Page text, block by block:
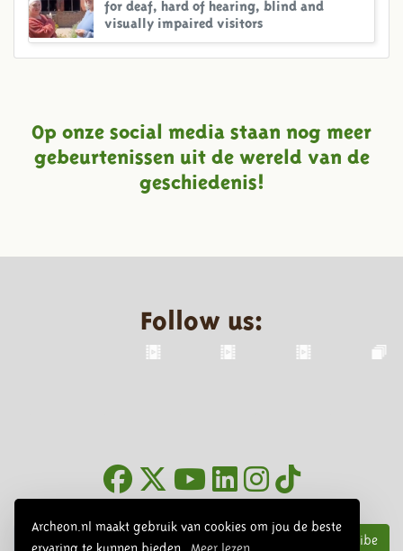
Archeon.nl maakt gebruik van cookies om jou de beste
for deaf, hard of hearing, blind and
visually impaired visitors
Op onze social media staan nog meer
gebeurtenissen uit de wereld van de
geschiedenis!
Follow us:
Subscribe